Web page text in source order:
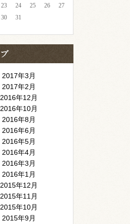
23 24 25 26
27
30 31
2017年3月
2017年2月
2016年12月
2016年10月
2016年8月
2016年6月
2016年5月
2016年4月
2016年3月
2016年1月
2015年12月
2015年11月
2015年10月
2015年9月